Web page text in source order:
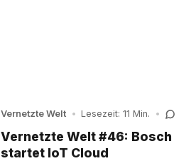
Vernetzte Welt • Lesezeit: 11 Min. •
Vernetzte Welt #46: Bosch
startet IoT Cloud